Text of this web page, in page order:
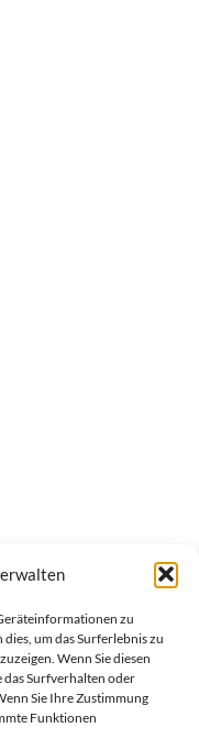
zu
um das Surferlebnis zu
Wenn Sie diesen
Surfverhalten oder
Sie Ihre Zustimmung
Funktionen